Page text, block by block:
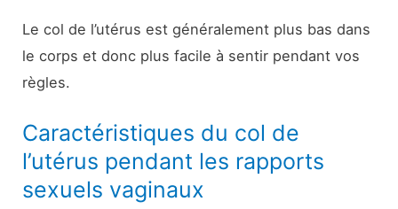
Le col de l’utérus est généralement plus bas dans
le corps et donc plus facile à sentir pendant vos
règles.
Caractéristiques du col de
l’utérus pendant les rapports
sexuels vaginaux